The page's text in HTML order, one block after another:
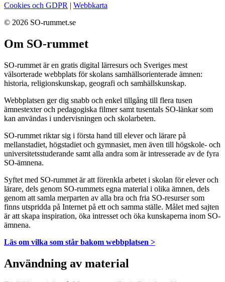
Cookies och GDPR | Webbkarta
© 2026 SO-rummet.se
Om SO-rummet
SO-rummet är en gratis digital lärresurs och Sveriges mest
välsorterade webbplats för skolans samhällsorienterade ämnen:
historia, religionskunskap, geografi och samhällskunskap.
Webbplatsen ger dig snabb och enkel tillgång till flera tusen
ämnestexter och pedagogiska filmer samt tusentals SO-länkar som
kan användas i undervisningen och skolarbeten.
SO-rummet riktar sig i första hand till elever och lärare på
mellanstadiet, högstadiet och gymnasiet, men även till högskole- och
universitetsstuderande samt alla andra som är intresserade av de fyra
SO-ämnena.
Syftet med SO-rummet är att förenkla arbetet i skolan för elever och
lärare, dels genom SO-rummets egna material i olika ämnen, dels
genom att samla merparten av alla bra och fria SO-resurser som
finns utspridda på Internet på ett och samma ställe. Målet med sajten
är att skapa inspiration, öka intresset och öka kunskaperna inom SO-
ämnena.
Läs om vilka som står bakom webbplatsen >
Användning av material